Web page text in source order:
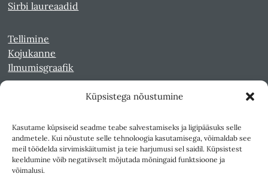
Küpsistega nõustumine
Kasutame küpsiseid seadme teabe salvestamiseks ja ligipääsuks selle
andmetele. Kui nõustute selle tehnoloogia kasutamisega, võimaldab see
meil töödelda sirvimiskäitumist ja teie harjumusi sel saidil. Küpsistest
keeldumine võib negatiivselt mõjutada mõningaid funktsioone ja
võimalusi.
Sirbi laureaadid
Tellimine
Kojukanne
Ilmumisgraafik
Kultuurileht 1994-1997
Reede 1989-1990
Sirp ja Vasar 1940-1989